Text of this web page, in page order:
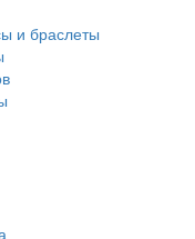
и браслеты